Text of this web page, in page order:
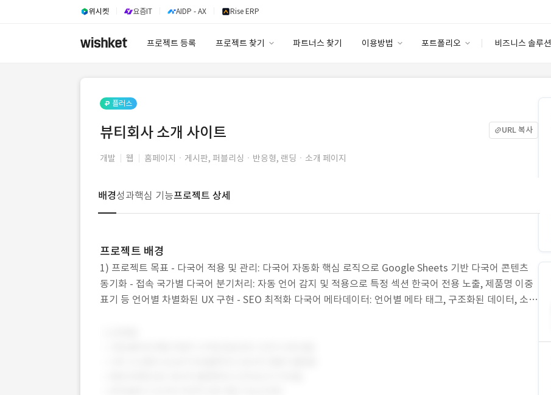
위시켓 요즘IT AIDP - AX Rise ERP
프로젝트 등록 프로젝트 찾기 파트너스 찾기 이용방법 포트폴리오 비즈니스 솔루션
안심 코드 케어
스토어
플러스
뷰티회사 소개 사이트 URL 복사
개발 웹 홈페이지ㆍ게시판, 퍼블리싱ㆍ반응형, 랜딩ㆍ소개 페이지
배경성과핵심 기능프로젝트 상세
프로젝트 배경
1) 프로젝트 목표 - 다국어 적용 및 관리: 다국어 자동화 핵심 로직으로 Google Sheets 기반 다국어 콘텐츠
동기화 - 접속 국가별 다국어 분기처리: 자동 언어 감지 및 적용으로 특정 섹션 한국어 전용 노출, 제품명 이중
표기 등 언어별 차별화된 UX 구현 - SEO 최적화 다국어 메타데이터: 언어별 메타 태그, 구조화된 데이터, 소셜